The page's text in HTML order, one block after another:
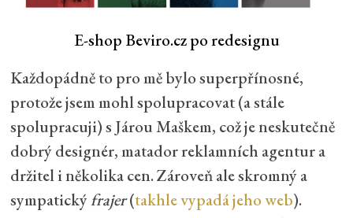
E-shop Beviro.cz po redesignu
Každopádně to pro mě bylo superpřínosné,
protože jsem mohl spolupracovat (a stále
spolupracuji) s Járou Maškem, což je neskutečně
dobrý designér, matador reklamních agentur a
držitel i několika cen. Zároveň ale skromný a
sympatickýfrajer(takhle vypadá jeho web).